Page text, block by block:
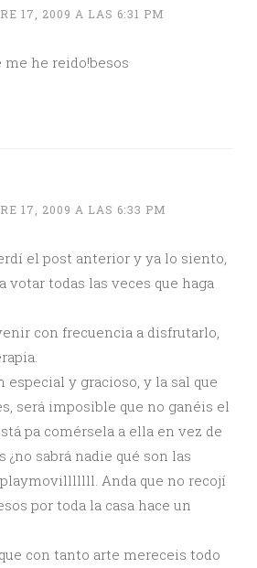
17, 2009 A LAS 6:31 PM
me he reido!besos
17, 2009 A LAS 6:33 PM
el post anterior y ya lo siento,
votar todas las veces que haga
con frecuencia a disfrutarlo,
especial y gracioso, y la sal que
será imposible que no ganéis el
pa comérsela a ella en vez de
¿no sabrá nadie qué son las
playmovilllllll. Anda que no recojí
por toda la casa hace un
con tanto arte mereceis todo